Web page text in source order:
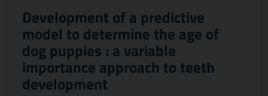
Development of a predictive
model to determine the age of
dog puppies : a variable
importance approach to teeth
development